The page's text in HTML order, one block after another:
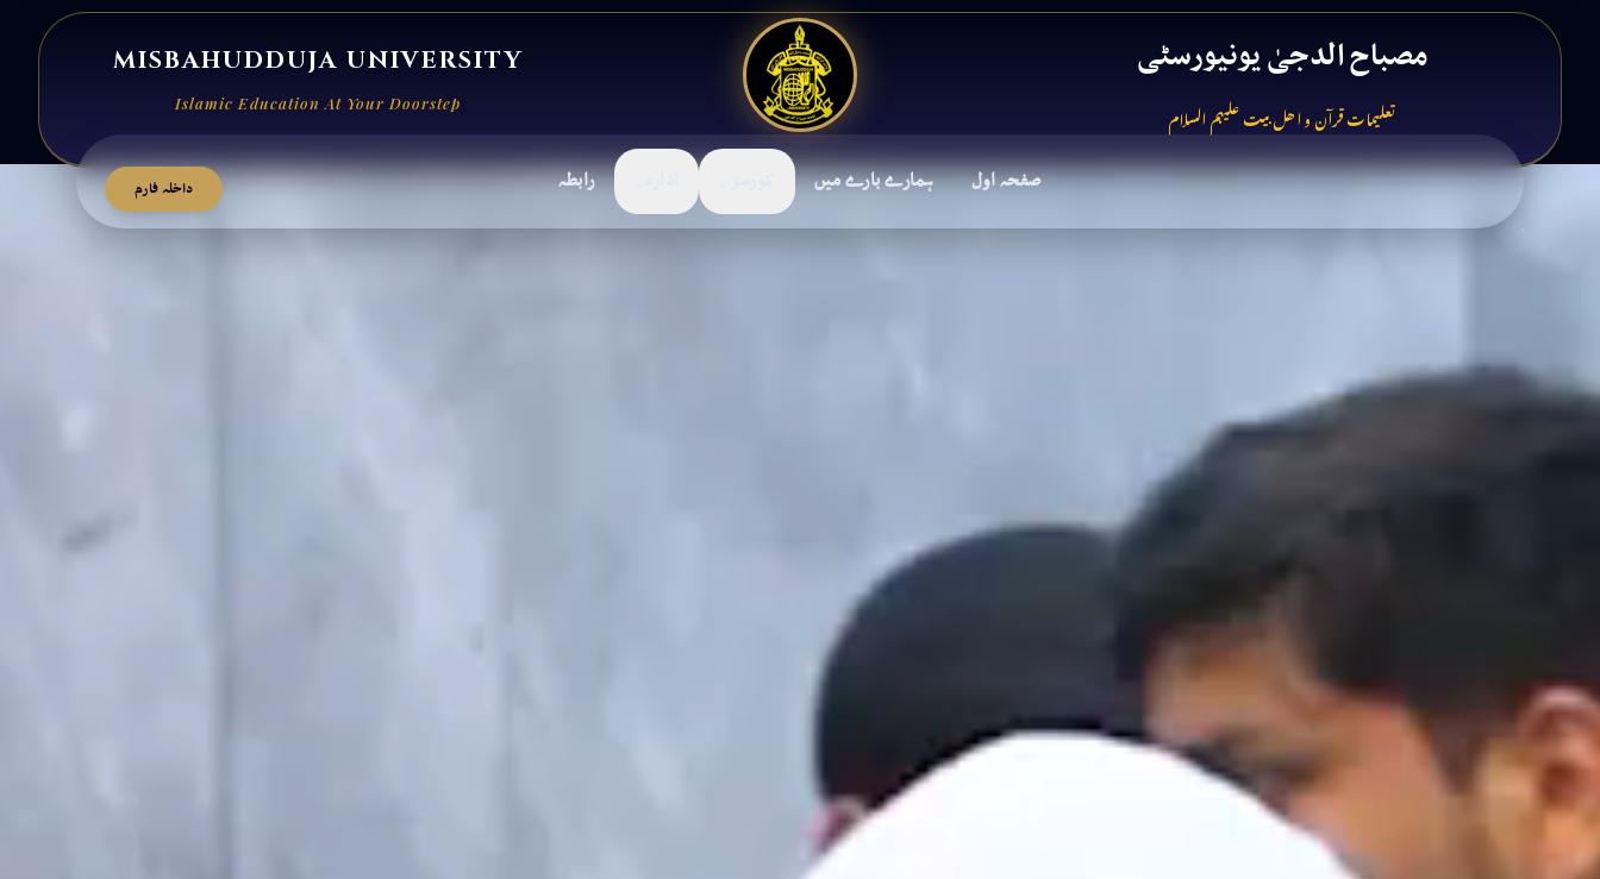
مصباح الدجیٰ یونیورسٹی
تعلیمات قرآن و اھل بیت علیہم السلام
MISBAHUDDUJA UNIVERSITY
Islamic Education At Your Doorstep
صفحہ اول ہمارے بارے میں رابطہ داخلہ فارم